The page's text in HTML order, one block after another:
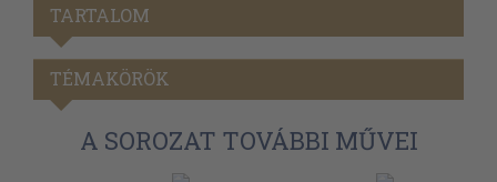
TARTALOM
TÉMAKÖRÖK
A SOROZAT TOVÁBBI MŰVEI